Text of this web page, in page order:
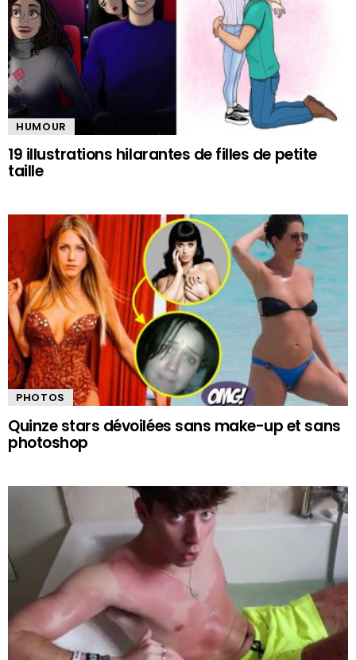
HUMOUR
19 illustrations hilarantes de filles de petite
taille
PHOTOS
Quinze stars dévoilées sans make-up et sans
photoshop